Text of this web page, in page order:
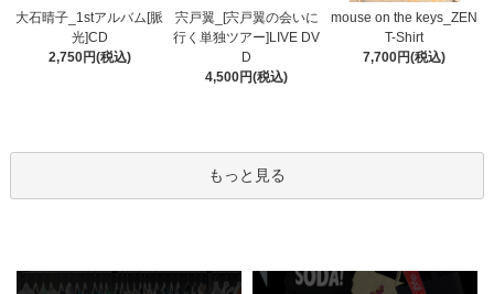
大石晴子_1stアルバム[脈
光]CD
2,750円(税込)
宍戸翼_[宍戸翼の会いに
行く単独ツアー]LIVE DV
D
4,500円(税込)
mouse on the keys_ZEN
T-Shirt
7,700円(税込)
もっと見る